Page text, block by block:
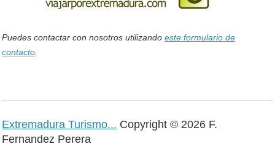
Puedes contactar con nosotros utilizandoeste formulario de
contacto
Extremadura Turismo... Copyright © 2026 F.
Fernandez Perera